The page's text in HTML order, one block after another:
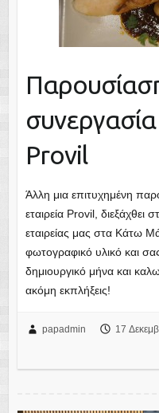
συνεργασία
Provil
Άλλη μια επιτυχημένη
εταιρεία Provil,
εταιρείας μας στα Κάτω
φωτογραφικό υλικό και
δημιουργικό μήνα και
ακόμη εκπλήξεις!
papadmin 17